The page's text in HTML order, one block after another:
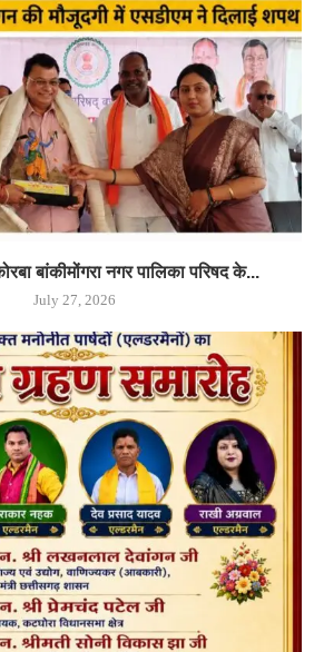
बांकीमोंगरा नगर पालिका परिषद के...
July 27, 2026